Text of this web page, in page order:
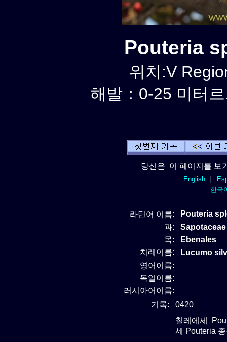
Pouteria
위치:V
해발：0-25 미터
당신은 이 페이지를 보
English|
한국
라틴어 이름:
Pouteria
과:
Sapotaceae
목:
Ebenales
치레이름:
Lucumo
영어이름:
독일이름:
러시아어이름:
기록:
0420
칠레에세
세 Pouteria